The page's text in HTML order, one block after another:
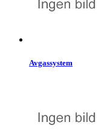
Avgassystem